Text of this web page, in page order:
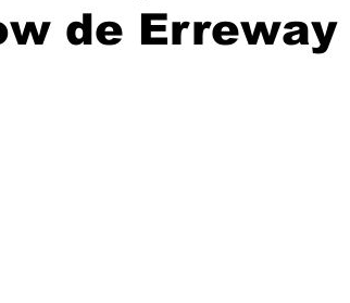
de Erreway